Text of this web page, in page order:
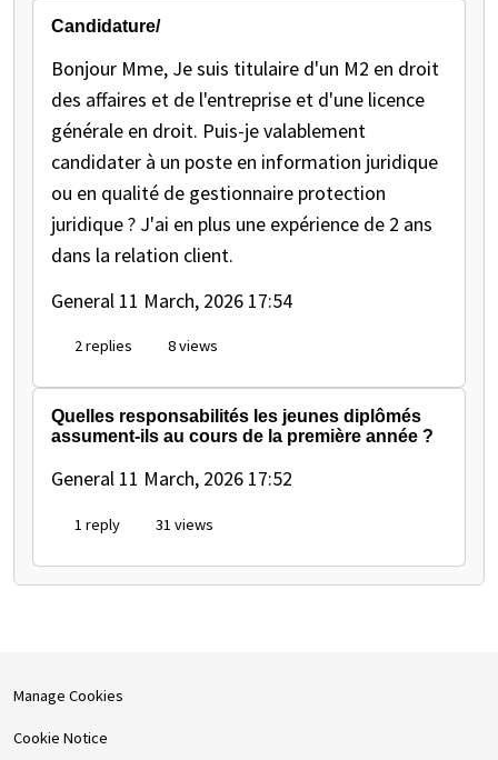
Candidature/
Bonjour Mme, Je suis titulaire d'un M2 en droit
des affaires et de l'entreprise et d'une licence
générale en droit. Puis-je valablement
candidater à un poste en information juridique
ou en qualité de gestionnaire protection
juridique ? J'ai en plus une expérience de 2 ans
dans la relation client.
General 11 March, 2026 17:54
2 replies 8 views
Quelles responsabilités les jeunes diplômés
assument-ils au cours de la première année ?
General 11 March, 2026 17:52
1 reply 31 views
Manage Cookies
Cookie Notice